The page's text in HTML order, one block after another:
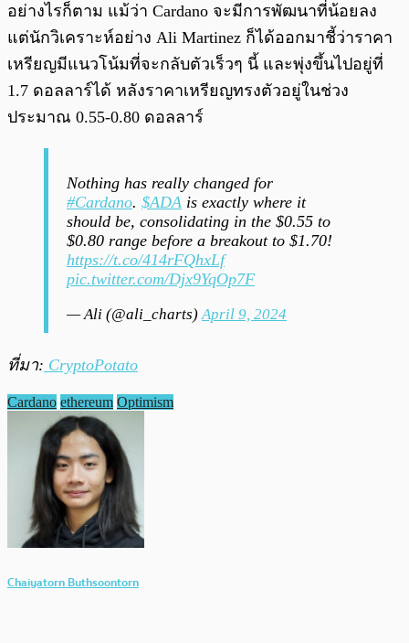
อย่างไรก็ตาม แม้ว่า Cardano จะมีการพัฒนาที่น้อยลง
แต่นักวิเคราะห์อย่าง Ali Martinez ก็ได้ออกมาชี้ว่าราคา
เหรียญมีแนวโน้มที่จะกลับตัวเร็วๆ นี้ และพุ่งขึ้นไปอยู่ที่
1.7 ดอลลาร์ได้ หลังราคาเหรียญทรงตัวอยู่ในช่วง
ประมาณ 0.55-0.80 ดอลลาร์
Nothing has really changed for
#Cardano. $ADA is exactly where it
should be, consolidating in the $0.55 to
$0.80 range before a breakout to $1.70!
https://t.co/414rFQhxLf
pic.twitter.com/Djx9YqOp7F
— Ali (@ali_charts)April 9, 2024
ที่มา: CryptoPotato
Cardano ethereum Optimism
Chaiyatorn Buthsoontorn